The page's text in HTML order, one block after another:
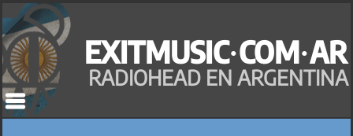
Saltar
al
contenido
EXITMUSIC·COM·AR
RADIOHEAD EN ARGENTINA